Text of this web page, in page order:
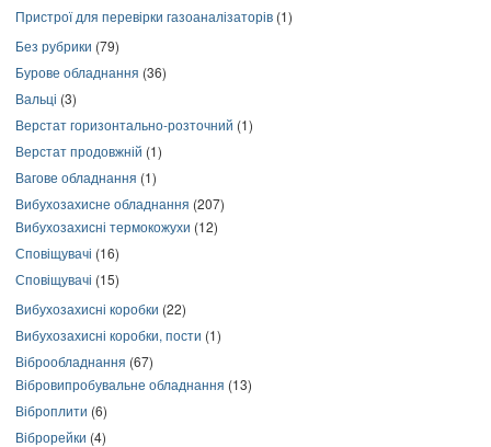
Пристрої для перевірки газоаналізаторів (1)
Без рубрики (79)
Бурове обладнання (36)
Вальці (3)
Верстат горизонтально-розточний (1)
Верстат продовжній (1)
Вагове обладнання (1)
Вибухозахисне обладнання (207)
Вибухозахисні термокожухи (12)
Сповіщувачі (16)
Сповіщувачі (15)
Вибухозахисні коробки (22)
Вибухозахисні коробки, пости (1)
Віброобладнання (67)
Вібровипробувальне обладнання (13)
Віброплити (6)
Віброрейки (4)